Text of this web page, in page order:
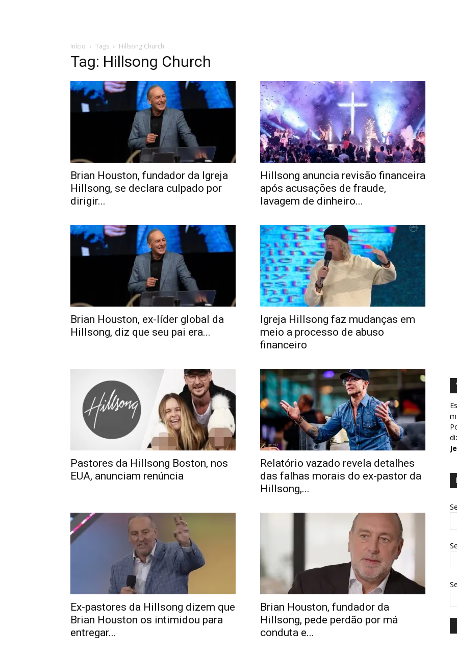
Início Tags Hillsong Church
Tag: Hillsong Church
Brian Houston, fundador da Igreja
Hillsong, se declara culpado por
dirigir...
Hillsong anuncia revisão financeira
após acusações de fraude,
lavagem de dinheiro...
Brian Houston, ex-líder global da
Hillsong, diz que seu pai era...
Igreja Hillsong faz mudanças em
meio a processo de abuso
financeiro
Pastores da Hillsong Boston, nos
EUA, anunciam renúncia
Relatório vazado revela detalhes
das falhas morais do ex-pastor da
Hillsong,...
Ex-pastores da Hillsong dizem que
Brian Houston os intimidou para
entregar...
Brian Houston, fundador da
Hillsong, pede perdão por má
conduta e...